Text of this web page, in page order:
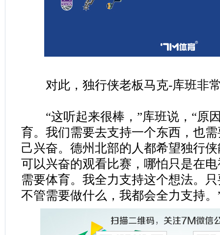
对此，独行侠老板马克-库班非
“这听起来很棒，”库班说，“原
育。我们需要去支持一个东西，也
己兴奋。德州北部的人都希望独行
可以兴奋的观看比赛，哪怕只是在
需要体育。我全力支持这个想法。
不管需要做什么，我都会全力支持。